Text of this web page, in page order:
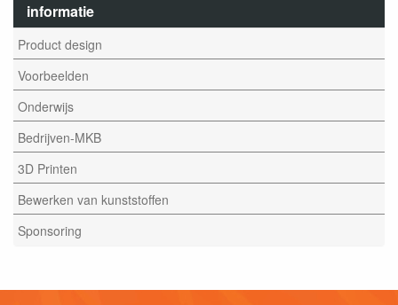
informatie
Product design
Voorbeelden
Onderwijs
Bedrijven-MKB
3D Printen
Bewerken van kunststoffen
Sponsoring